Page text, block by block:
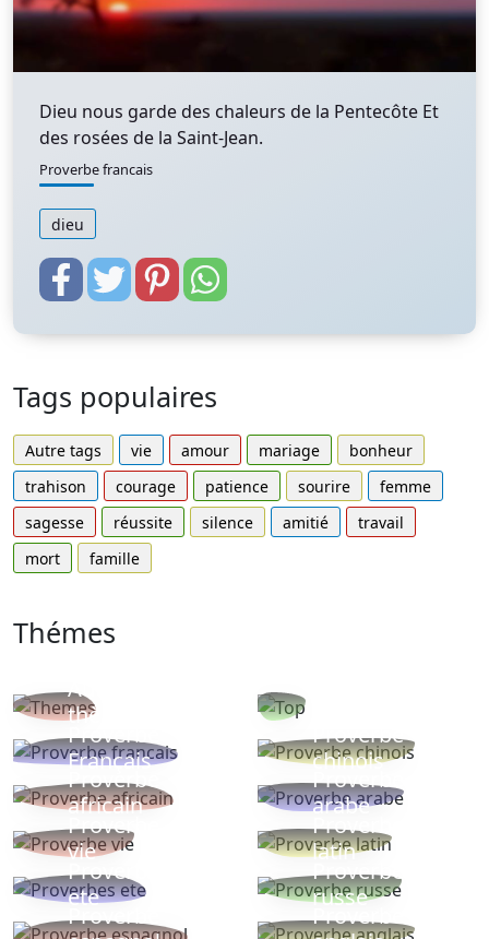
Dieu nous garde des chaleurs de la Pentecôte Et
des rosées de la Saint-Jean.
Proverbe francais
dieu
Tags populaires
Autre tags vie amour mariage
bonheur
trahison
courage patience sourire
femme
sagesse
réussite silence amitié
travail
mort
famille
Thémes
Autres
thèmes
Proverbe
Français
Proverbe
chinois
Proverbe
africain
Proverbe
arabe
Proverbe
vie
Proverbe
latin
Proverbes
ete
Proverbe
russe
Proverbe
Proverbe